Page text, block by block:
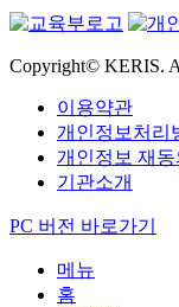
Copyright© KERIS.
이용약관
개인정보처리
개인정보 재동
기관소개
PC 버전 바로가기
메뉴
홈